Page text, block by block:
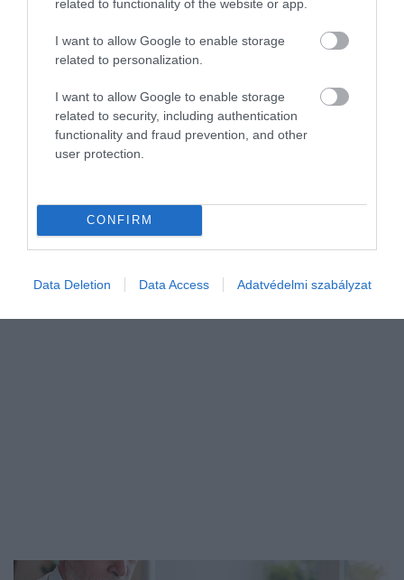
related to functionality of the website or app.
I want to allow Google to enable storage
related to personalization.
I want to allow Google to enable storage
related to security, including authentication
functionality and fraud prevention, and other
user protection.
CONFIRM
Data Deletion Data Access Adatvédelmi szabályzat
NYUGDÍJ
Az előző, jól sikerült év után idei első negyedévben még jobban
rákapcsoltak a nyugdíjpénztárak. A magas kockázatot vállaló
portfóliók már három hónap után két számjegyű pluszban állnak,
írja…